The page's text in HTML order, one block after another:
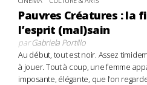
Pauvres Créatures : la
l’esprit (mal)sain
parGabriela Portillo
Au début, tout est noir. Assez
à jouer. Tout à coup, une femme
imposante, élégante, que l’on